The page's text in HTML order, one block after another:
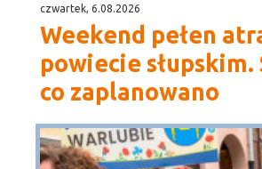
czwartek, 6.08.2026
Weekend pełen
powiecie słupskim.
co zaplanowano